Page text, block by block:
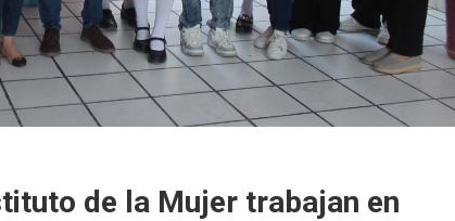
de la Mujer trabajan en